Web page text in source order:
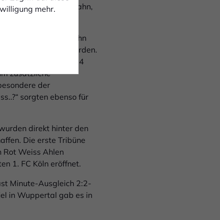
mehr.
Radrennbahn,
Radrennbahn
Tempo gefahren wurden.
bis zum Jahre 1954
zusätzliche
der
sorgten ebenso für
direkt hinter den
Die erste Tribüne
Weiss Ahlen
1. FC Köln eröffnet.
Minute-Ausgleich 2:2-
in Wuppertal gab es in